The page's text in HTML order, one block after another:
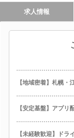
求人情報
【地域密着】札幌・
【安定基盤】アプリ
【未経験歓迎】ドラ